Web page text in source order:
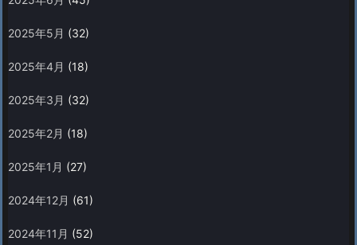
2025年5月 (32)
2025年4月 (18)
2025年3月 (32)
2025年2月 (18)
2025年1月 (27)
2024年12月 (61)
2024年11月 (52)